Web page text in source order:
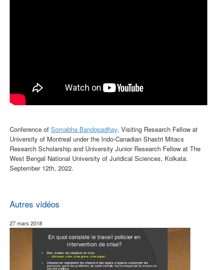
Conference of Somabha Bandopadhay, Visiting Research Fellow at
University of Montreal under the Indo-Canadian Shastri Mitacs
Research Scholarship and University Junior Research Fellow at The
West Bengal National University of Juridical Sciences, Kolkata.
September 12th, 2022.
Autres vidéos
27 mars 2018